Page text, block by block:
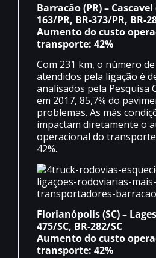
Barracão (PR) – Cascavel
163/PR, BR-373/PR, BR-
Aumento do custo
transporte: 42%
Com 231 km, o número
atendidos pela ligação é
analisados pela Pesquisa
em 2017, 85,7% do
problemas. As más
impactam diretamente o
operacional do
42%.
Florianópolis (SC) –
475/SC, BR-282/SC
Aumento do custo
transporte: 42%